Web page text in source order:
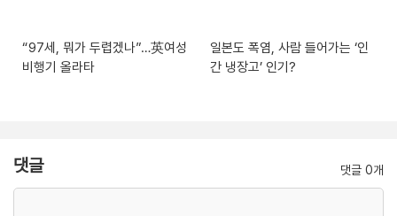
“97세, 뭐가 두렵겠나”…英여성
비행기 올라타
일본도 폭염, 사람 들어가는 ‘인
간 냉장고’ 인기?
댓글 댓글 0개